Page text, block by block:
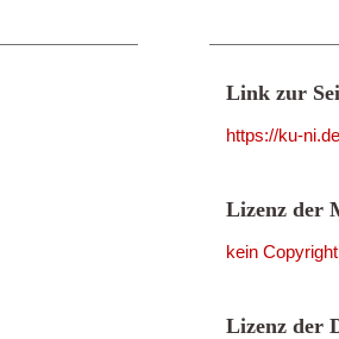
Link zur
https://ku-
Lizenz der
kein
Lizenz der